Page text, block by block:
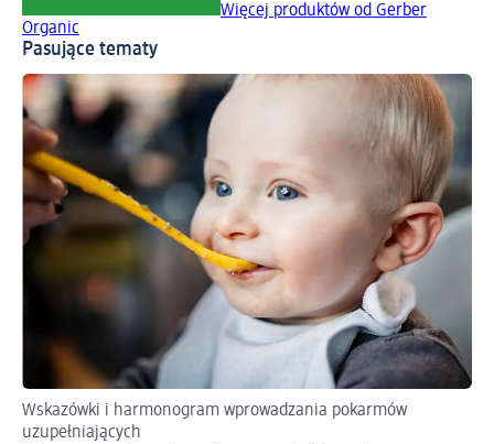
Więcej produktów od Gerber
Organic
Pasujące tematy
Wskazówki i harmonogram wprowadzania pokarmów
uzupełniających